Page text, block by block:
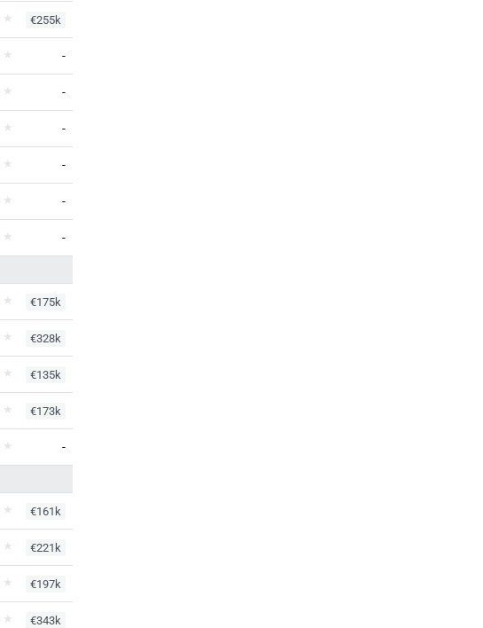
€255k
-
-
-
-
-
-
€175k
€328k
€135k
€173k
-
€161k
€221k
€197k
€343k